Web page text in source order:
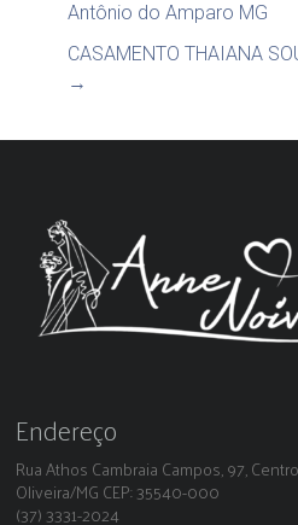
Antônio do Amparo MG
CASAMENTO THAIANA
→
Endereço
Rua Athos Cambraia Campos, 97, Centro
Oliveira/MG CEP: 35540-000
(37) 3331-2024